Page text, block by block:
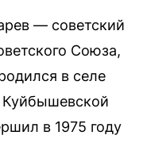
— советский
Союза,
в селе
Куйбышевской
в 1975 году